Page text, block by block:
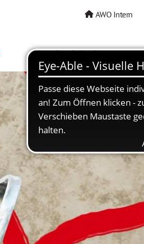
AWO Intern
AWO als Arbeitgeber